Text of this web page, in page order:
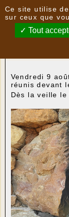
Nouvelles
Fête des
Vendredi 9
réunis devant
Dès la veille le
Ce site utilise
sur ceux que
Tout